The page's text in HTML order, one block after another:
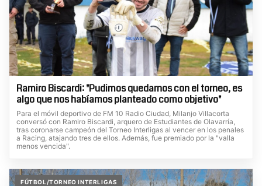
Ramiro Biscardi: "Pudimos quedarnos con el torneo, es
algo que nos habíamos planteado como objetivo"
Para el móvil deportivo de FM 10 Radio Ciudad, Milanjo Villacorta
conversó con Ramiro Biscardi, arquero de Estudiantes de Olavarría,
tras coronarse campeón del Torneo Interligas al vencer en los penales
a Racing, atajando tres de ellos. Además, fue premiado por la "valla
menos vencida".
FÚTBOL/TORNEO INTERLIGAS